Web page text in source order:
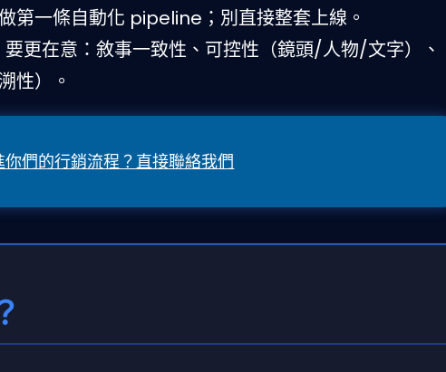
第一條自動化 pipeline；別直接整套上線。
更在意：敘事一致性、可控性（鏡頭/人物/文字）、
性）。
們的行銷流程？直接聯絡我們